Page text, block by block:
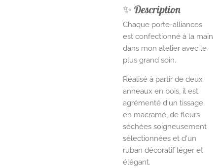
✨ Description
Chaque porte-alliances
est confectionné à la main
dans mon atelier avec le
plus grand soin.
Réalisé à partir de deux
anneaux en bois, il est
agrémenté d'un tissage
en macramé, de fleurs
séchées soigneusement
sélectionnées et d'un
ruban décoratif léger et
élégant.